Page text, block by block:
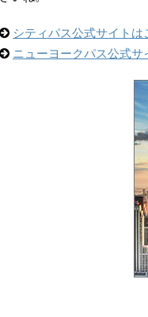
シティパス公式サイトは
ニューヨークパス公式サ